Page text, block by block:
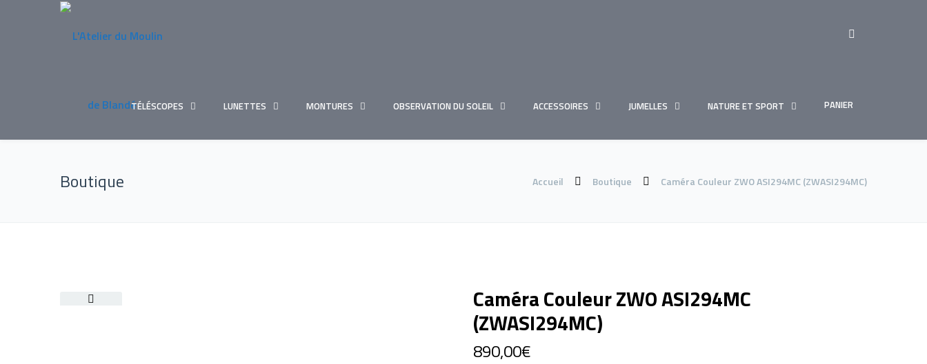
TÉLÉSCOPES LUNETTES MONTURES OBSERVATION DU SOLEIL ACCESSOIRES JUMELLES NATURE ET SPORT PANIER
Boutique Accueil Boutique Caméra Couleur ZWO ASI294MC (ZWASI294MC)
Caméra Couleur ZWO ASI294MC
(ZWASI294MC)
890,00€